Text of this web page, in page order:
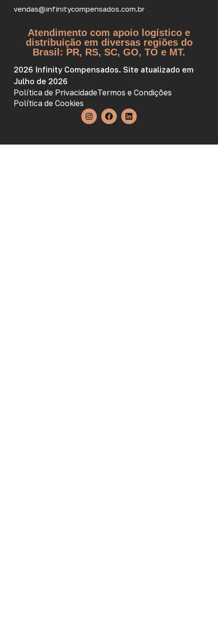
vendas@infinitycompensados.com.br
Atendimento com apoio logístico e
distribuição em diversas regiões do
Brasil: PR, RS, SC, GO, TO e MT.
2026 Infinity Compensados. Site atualizado em
Julho de 2026
Política de PrivacidadeTermos e Condições
Política de Cookies